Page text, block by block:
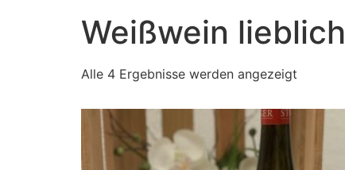
Weißwein lieblich
Alle 4 Ergebnisse werden angezeigt